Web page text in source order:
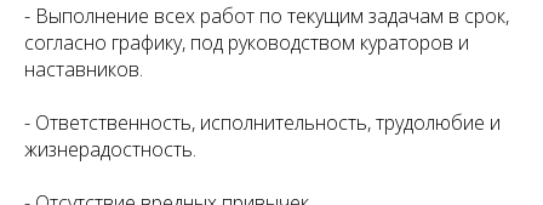
- Выполнение всех работ по текущим задачам в срок,
согласно графику, под руководством кураторов и
наставников.
- Ответственность, исполнительность, трудолюбие и
жизнерадостность.